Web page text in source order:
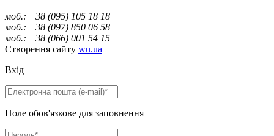
моб.: +38 (095) 105 18 18
моб.: +38 (097) 850 06 58
моб.: +38 (066) 001 54 15
Створення сайту wu.ua
Вхід
Поле обов'язкове для заповнення